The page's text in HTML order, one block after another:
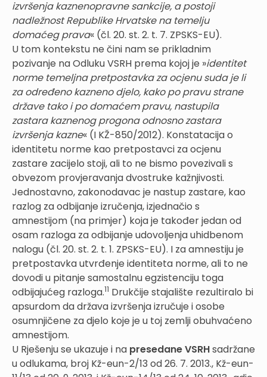
izvršenja kaznenopravne sankcije, a postoji
nadležnost Republike Hrvatske na temelju
domaćeg prava« (čl. 20. st. 2. t. 7. ZPSKS-EU).
U tom kontekstu ne čini nam se prikladnim
pozivanje na Odluku VSRH prema kojoj je »identitet
norme temeljna pretpostavka za ocjenu suda je li
za određeno kazneno djelo, kako po pravu strane
države tako i po domaćem pravu, nastupila
zastara kaznenog progona odnosno zastara
izvršenja kazne« (I KŽ-850/2012). Konstatacija o
identitetu norme kao pretpostavci za ocjenu
zastare zacijelo stoji, ali to ne bismo povezivali s
obvezom provjeravanja dvostruke kažnjivosti.
Jednostavno, zakonodavac je nastup zastare, kao
razlog za odbijanje izručenja, izjednačio s
amnestijom (na primjer) koja je također jedan od
osam razloga za odbijanje udovoljenja uhidbenom
nalogu (čl. 20. st. 2. t. 1. ZPSKS-EU). I za amnestiju je
pretpostavka utvrđenje identiteta norme, ali to ne
dovodi u pitanje samostalnu egzistenciju toga
odbijajućeg razloga.11 Drukčije stajalište rezultiralo bi
apsurdom da država izvršenja izručuje i osobe
osumnjičene za djelo koje je u toj zemlji obuhvaćeno
amnestijom.
U Rješenju se ukazuje i na presedane VSRHsadržane
u odlukama, broj Kž-eun-2/13 od 26. 7. 2013., Kž-eun-